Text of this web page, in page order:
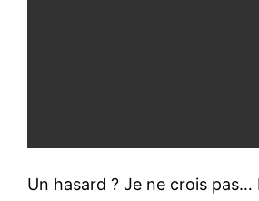
Un hasard ? Je ne crois